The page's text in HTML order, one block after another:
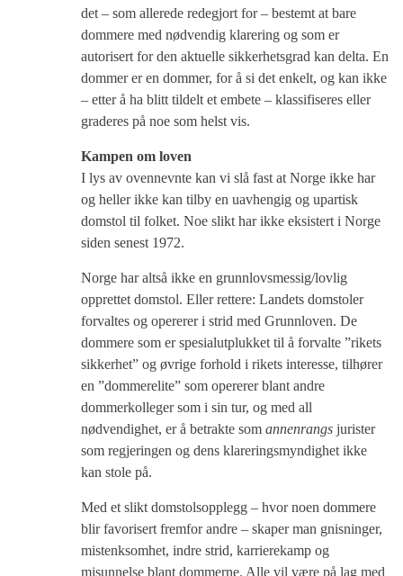
det – som allerede redegjort for – bestemt at bare
dommere med nødvendig klarering og som er
autorisert for den aktuelle sikkerhetsgrad kan delta. En
dommer er en dommer, for å si det enkelt, og kan ikke
– etter å ha blitt tildelt et embete – klassifiseres eller
graderes på noe som helst vis.
Kampen om loven
I lys av ovennevnte kan vi slå fast at Norge ikke har
og heller ikke kan tilby en uavhengig og upartisk
domstol til folket. Noe slikt har ikke eksistert i Norge
siden senest 1972.
Norge har altså ikke en grunnlovsmessig/lovlig
opprettet domstol. Eller rettere: Landets domstoler
forvaltes og opererer i strid med Grunnloven. De
dommere som er spesialutplukket til å forvalte ”rikets
sikkerhet” og øvrige forhold i rikets interesse, tilhører
en ”dommerelite” som opererer blant andre
dommerkolleger som i sin tur, og med all
nødvendighet, er å betrakte som annenrangs jurister
som regjeringen og dens klareringsmyndighet ikke
kan stole på.
Med et slikt domstolsopplegg – hvor noen dommere
blir favorisert fremfor andre – skaper man gnisninger,
mistenksomhet, indre strid, karrierekamp og
misunnelse blant dommerne. Alle vil være på lag med